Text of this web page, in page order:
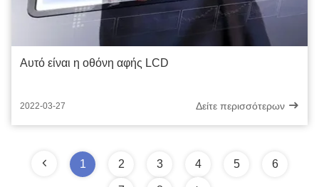
Αυτό είναι η οθόνη αφής LCD
2022-03-27 Δείτε περισσότερων
1 2 3 4 5 6